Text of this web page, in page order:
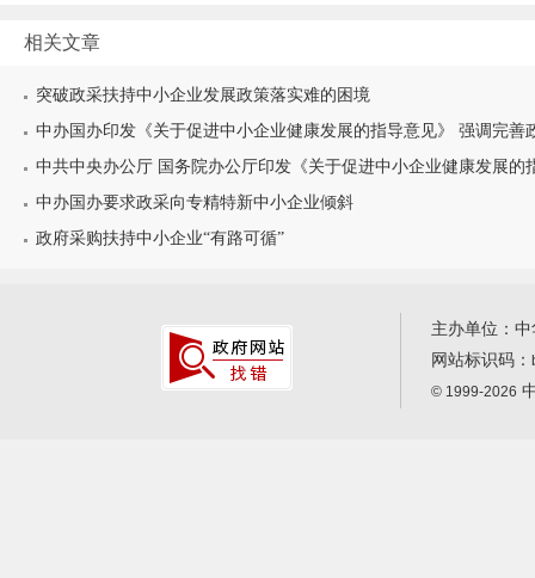
相关文章
突破政采扶持中小企业发展政策落实难的困境
中办国办印发《关于促进中小企业健康发展的指导意见》 强调完善
中共中央办公厅 国务院办公厅印发《关于促进中小企业健康发展的
中办国办要求政采向专精特新中小企业倾斜
政府采购扶持中小企业“有路可循”
主办单位：
网站标识码：
© 1999-2026